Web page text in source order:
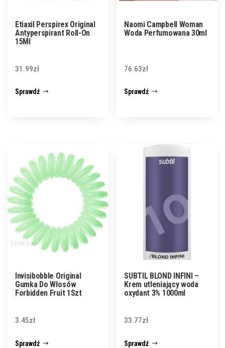
Etiaxil Perspirex Original
Antyperspirant Roll-On
15Ml
31.99zł
Sprawdź
Naomi Campbell Woman
Woda Perfumowana 30ml
76.63zł
Sprawdź
Invisibobble Original
Gumka Do Włosów
Forbidden Fruit 1Szt
3.45zł
Sprawdź
SUBTIL BLOND INFINI –
Krem utleniający woda
oxydant 3% 1000ml
33.77zł
Sprawdź